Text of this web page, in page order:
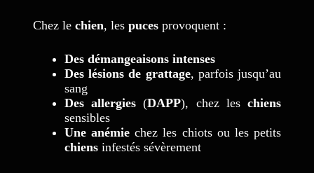
Chez le chien, les pucesprovoquent :
Des démangeaisons intenses
Des lésions de grattage, parfois jusqu’au
sang
Des allergies (DAPP), chez leschiens
sensibles
Une anémie chez les chiots ou les petits
chiensinfestés sévèrement